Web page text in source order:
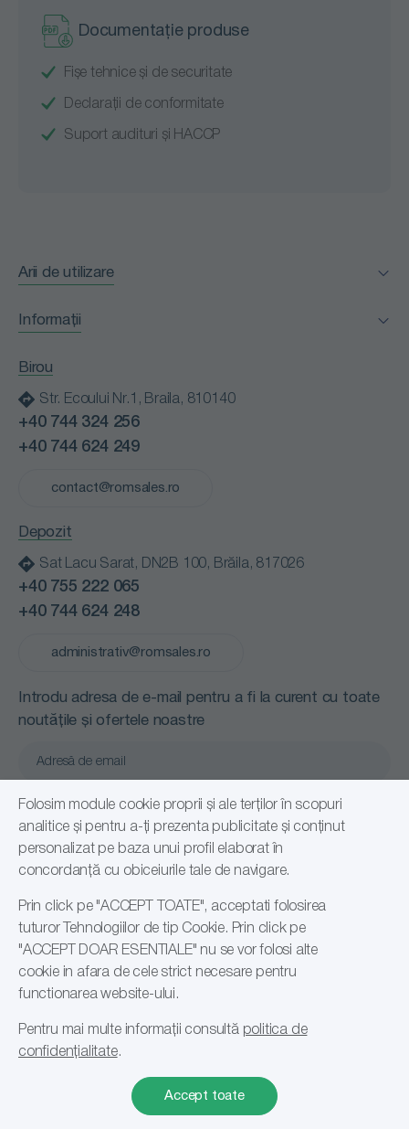
Documentație produse
Fișe tehnice și de securitate
Declarații de conformitate
Suport audituri și HACCP
Arii de utilizare
Horeca
Instituții publice
Retail
Transport
Informații
Politică de confidențialitate
Birou
Str. Ecoului Nr.1, Braila, 810140
+40 744 324 256
+40 744 624 249
contact@romsales.ro
Depozit
Sat Lacu Sarat, DN2B 100, Brăila, 817026
+40 755 222 065
+40 744 624 248
administrativ@romsales.ro
Introdu adresa de e-mail pentru a fi la curent cu toate
noutățile și ofertele noastre
Confirm că am citit și sunt de acord cu
Politică de confidențialitate
Abonare
© 2026 Romsales Distribution SRL, RO24108191
Folosim module cookie proprii și ale terților în scopuri
analitice și pentru a-ți prezenta publicitate și conținut
personalizat pe baza unui profil elaborat în
concordanță cu obiceiurile tale de navigare.
Prin click pe "ACCEPT TOATE", acceptati folosirea
tuturor Tehnologiilor de tip Cookie. Prin click pe
"ACCEPT DOAR ESENTIALE" nu se vor folosi alte
cookie in afara de cele strict necesare pentru
functionarea website-ului.
Pentru mai multe informații consultă politica de
confidențialitate.
Accept toate